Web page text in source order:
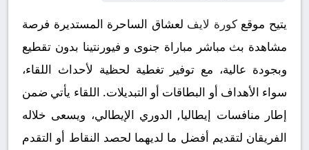
يتيح موقعكورة لايف لعشاق الساحرة المستديرة فرصة
مشاهدة بث مباشر مباراة جنوى و فيورنتينا بدون تقطيع
وبجودة عالية، مع توفير تغطية لحظية لأحداث اللقاء،
سواء الأهداف أو البطاقات أو التبديلات. اللقاء يأتي ضمن
إطار منافسات إيطاليا, الدوري الإيطالي، ويسعى خلاله
الفريقان لتقديم أفضل ما لديهما لحصد النقاط أو التقدم